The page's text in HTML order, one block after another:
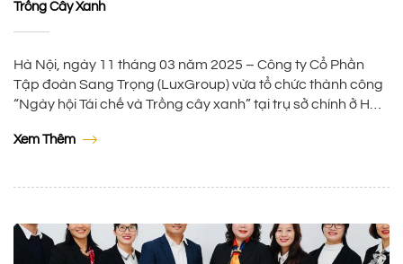
Trồng Cây Xanh
Hà Nội, ngày 11 tháng 03 năm 2025 – Công ty Cổ Phần
Tập đoàn Sang Trọng (LuxGroup) vừa tổ chức thành công
“Ngày hội Tái chế và Trồng cây xanh” tại trụ sở chính ở Hà
trong lĩnh vực du lịch tại […]
Xem Thêm